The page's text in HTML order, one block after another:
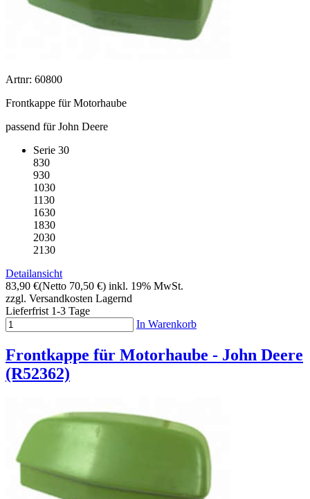
Artnr: 60800
Frontkappe für Motorhaube
passend für John Deere
Serie 30
830
930
1030
1130
1630
1830
2030
2130
Detailansicht
83,90 €(Netto 70,50 €) inkl. 19% MwSt.
zzgl. Versandkosten Lagernd
Lieferfrist 1-3 Tage
In Warenkorb
Frontkappe für Motorhaube - John Deere
(R52362)